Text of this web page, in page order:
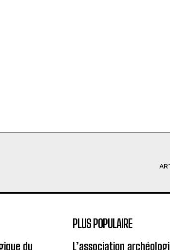
du
PLUS POPULAIRE
L’association